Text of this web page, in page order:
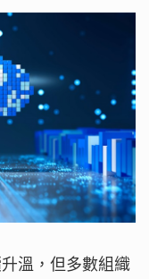
溫，但多數組織